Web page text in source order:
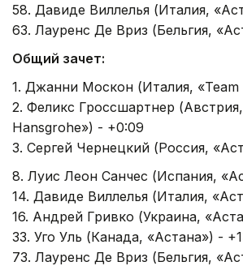
58. Давиде Виллелья (Италия,
63. Лауренс Де Вриз (Бельгия,
Общий зачет:
1. Джанни Москон (Италия, «Team
2. Феликс Гроссшартнер
Hansgrohe») - +0:09
3. Сергей Чернецкий (Россия,
8. Луис Леон Санчес (Испания,
14. Давиде Виллелья (Италия,
16. Андрей Гривко (Украина,
33. Уго Уль (Канада, «Астана») -
73. Лауренс Де Вриз (Бельгия,